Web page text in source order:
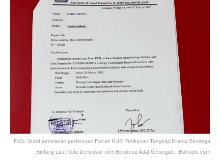
Foto: Surat penolakan pertemuan Forum KUB Perikanan Tangkap Krama Bendega
Bintang Laut Kota Denpasar oleh Bendesa Adat Serangan. -Balitopik.com